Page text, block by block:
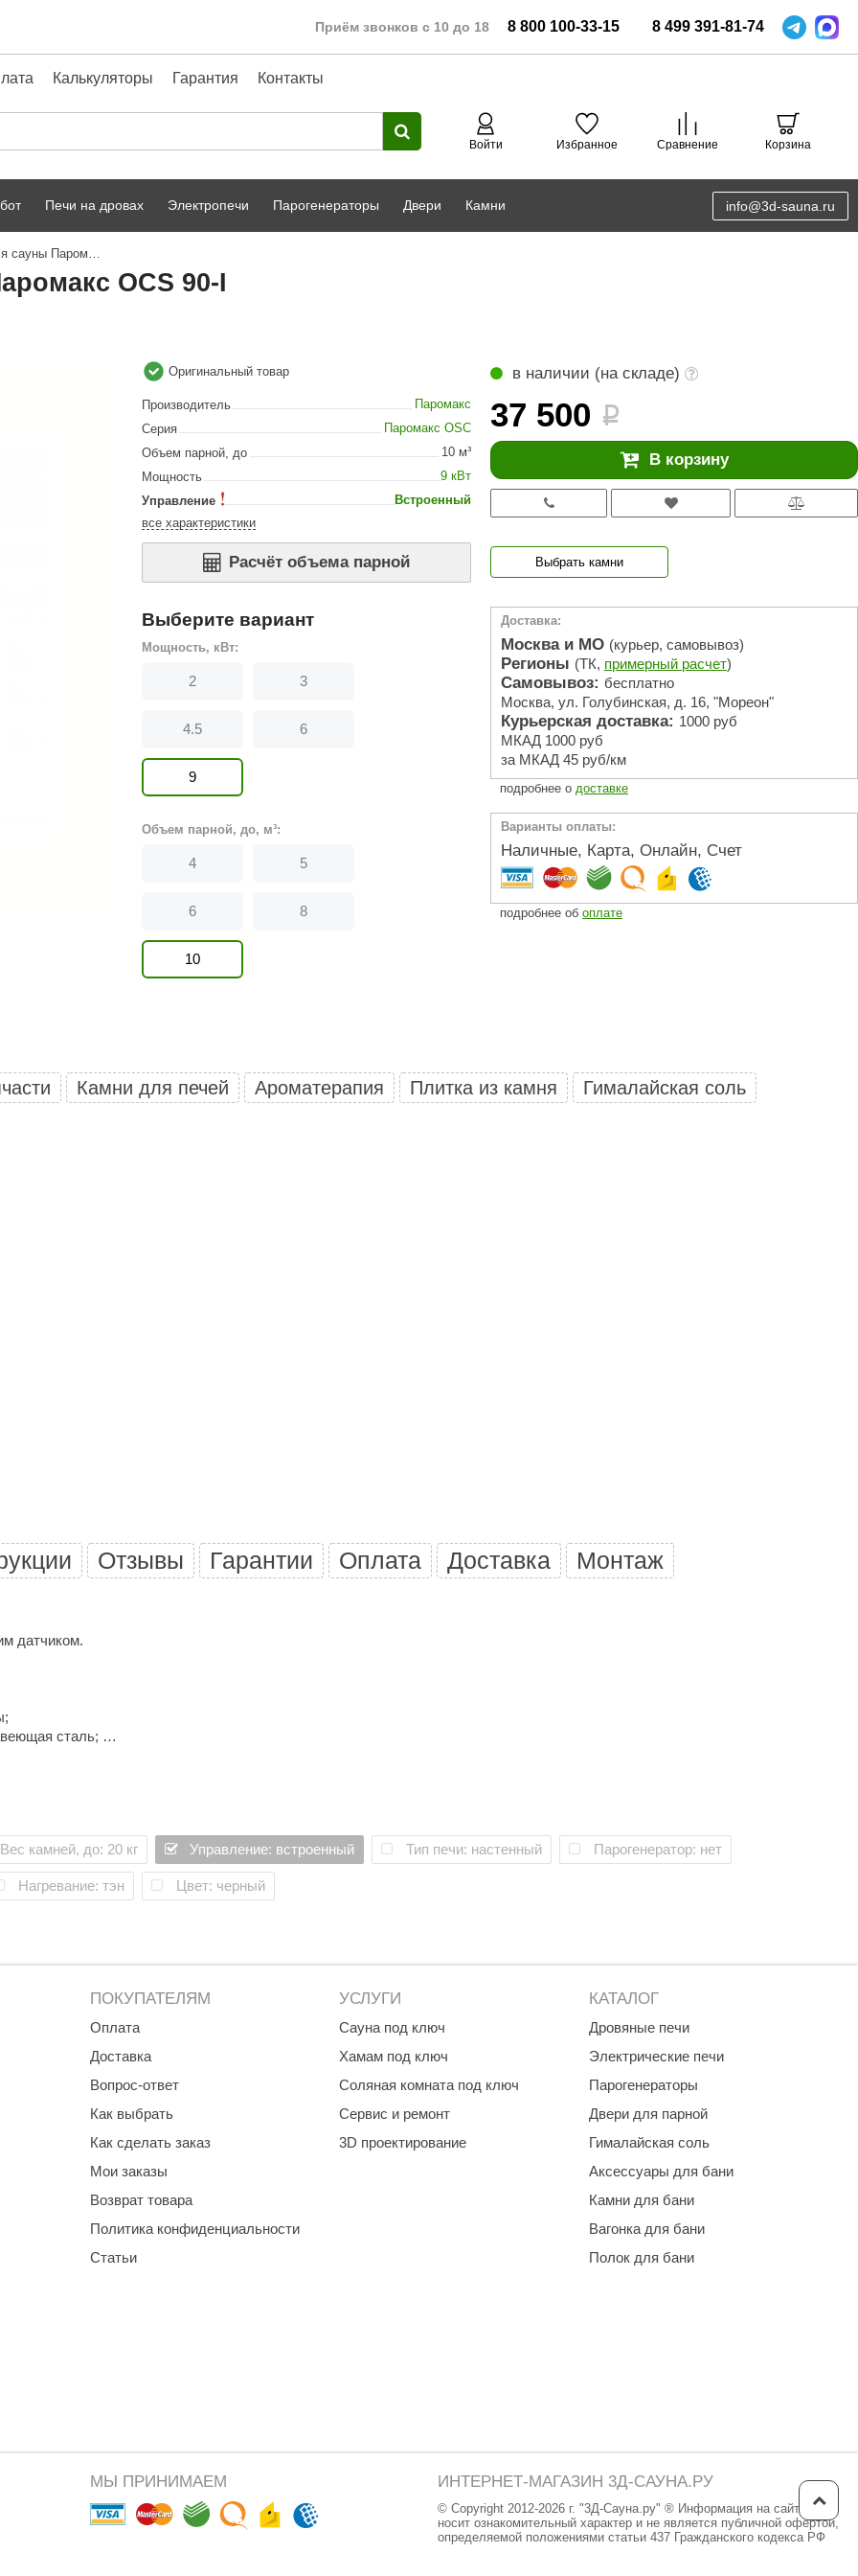
Приём звонков с 10 до 18 8 800 100-33-15 8 499 391-81-74
Калькуляторы Гарантия Контакты
Войти Избранное Сравнение Корзина
Karhu PRO METALL
Руспанель
Сталь-Мастер
CeruttiSpa Sangens
Suokka
Русский дух RAINZ
Bentwood
Tylo
Wedi
Fasel
Sentiotec
Baldus
Camylle
Везувий
НКЗ
Ермак-Термо
Аэровита УМТ
Костёр ЭНЕРГОРЕСУРС
Печи на дровах Электропечи Парогенераторы Двери Камни info@3d-sauna.ru
Электрическая печь для сауны Паромакс OCS 90-I
OCS 90-I
в наличии (на складе)
37 500 i
В корзину
Выбрать камни
Оригинальный товар
Производитель
Паромакс
Серия
Паромакс OSC
Объем парной, до
10 м³
Мощность
9 кВт
Управление
Встроенный
все характеристики
Расчёт объема парной
Выберите вариант
Мощность, кВт:
2 3
4.5 6
9
Объем парной, до, м³:
4 5
6 8
10
Доставка:
Москва и МО (курьер, самовывоз)
Регионы (ТК, примерный расчет)
Самовывоз: бесплатно
Москва, ул. Голубинская, д. 16, "Мореон"
Курьерская доставка: 1000 руб
МКАД 1000 руб
за МКАД 45 руб/км
подробнее о доставке
Варианты оплаты:
Наличные, Карта, Онлайн, Счет
подробнее об оплате
Камни для печей Ароматерапия Плитка из камня
Гималайская соль
Отзывы Гарантии Оплата Доставка Монтаж
датчиком.
сталь;
Вес камней, до: 20 кг Управление: встроенный Тип печи: настенный Парогенератор: нет
Нагревание: тэн Цвет: черный
ПОКУПАТЕЛЯМ
Оплата
Доставка
Вопрос-ответ
Как выбрать
Как сделать заказ
Мои заказы
Возврат товара
Политика конфиденциальности
Статьи
УСЛУГИ
Сауна под ключ
Хамам под ключ
Соляная комната под ключ
Сервис и ремонт
3D проектирование
КАТАЛОГ
Дровяные печи
Электрические печи
Парогенераторы
Двери для парной
Гималайская соль
Аксессуары для бани
Камни для бани
Вагонка для бани
Полок для бани
МЫ ПРИНИМАЕМ ИНТЕРНЕТ-МАГАЗИН 3Д-САУНА.РУ
© Copyright 2012-2026 г. "3Д-Сауна.ру" ® Информация на сайте
носит ознакомительный характер и не является публичной офертой,
определяемой положениями статьи 437 Гражданского кодекса РФ